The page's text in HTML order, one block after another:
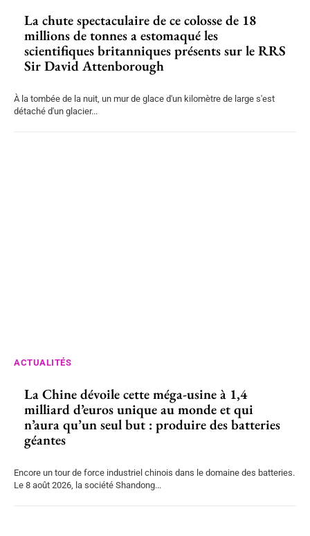
La chute spectaculaire de ce colosse de 18
millions de tonnes a estomaqué les
scientifiques britanniques présents sur le RRS
Sir David Attenborough
À la tombée de la nuit, un mur de glace d'un kilomètre de large s'est
détaché d'un glacier...
ACTUALITÉS
La Chine dévoile cette méga-usine à 1,4
milliard d’euros unique au monde et qui
n’aura qu’un seul but : produire des batteries
géantes
Encore un tour de force industriel chinois dans le domaine des batteries.
Le 8 août 2026, la société Shandong...